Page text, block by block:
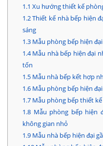
1.1 Xu hướng thiết kế
1.2Thiết kế nhà bếp hiện
sáng
1.3Mẫu phòng bếp hiện
1.4Mẫu nhà bếp hiện đại
tốn
1.5Mẫu nhà bếp kết hợp
1.6Mẫu phòng bếp hiện
1.7Mẫu phòng bếp thiết
1.8Mẫu phòng bếp hiện
không gian nhỏ
1.9Mẫu nhà bếp hiện đại